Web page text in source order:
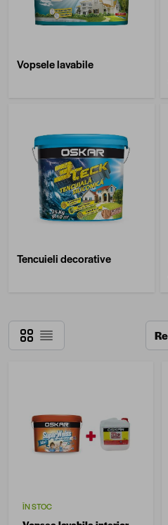
Vopsele lavabile
Tencuieli decorative
Grilă
Listă
ÎN STOC